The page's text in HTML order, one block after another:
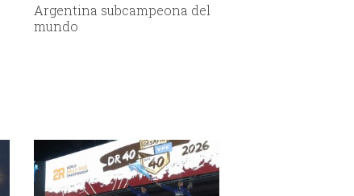
Argentina subcampeona del
mundo